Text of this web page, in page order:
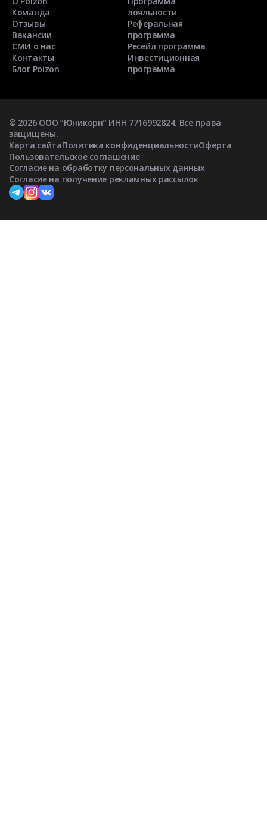
Команда
Отзывы
Вакансии
СМИ о нас
Контакты
Блог Poizon
лояльности
Реферальная
программа
Ресейл программа
Инвестиционная
программа
© 2026ООО “Юникорн” ИНН 7716992824. Все права
защищены.
Карта сайтаПолитика конфиденциальностиОферта
Пользовательское соглашение
Согласие на обработку персональных данных
Согласие на получение рекламных рассылок